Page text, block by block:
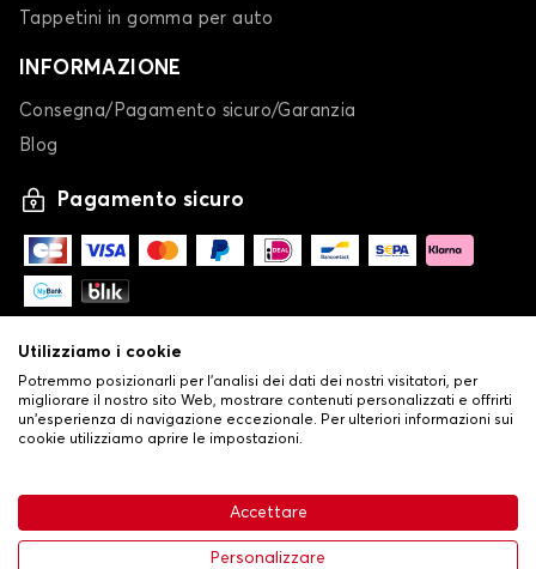
63,99 € Aggiungi al carrello
Tappetini in gomma per auto
INFORMAZIONE
Consegna/Pagamento sicuro/Garanzia
Blog
Pagamento sicuro
Condizioni generali di vendita•
Politica sulla privacy e sui cookie•Livraison
Utilizziamo i cookie
Potremmo posizionarli per l'analisi dei dati dei nostri visitatori, per
migliorare il nostro sito Web, mostrare contenuti personalizzati e offrirti
un'esperienza di navigazione eccezionale. Per ulteriori informazioni sui
cookie utilizziamo aprire le impostazioni.
Accettare
Personalizzare